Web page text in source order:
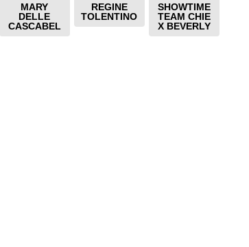
MARY
DELLE
CASCABEL
REGINE
TOLENTINO
SHOWTIME
TEAM CHIE
X BEVERLY